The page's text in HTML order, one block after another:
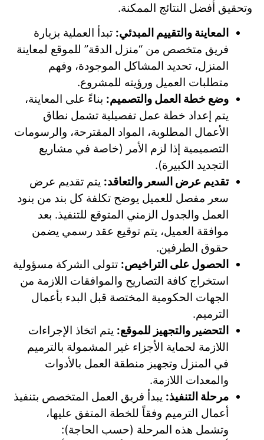
وتحقيق أفضل النتائج الممكنة.
المعاينة والتقييم المبدئي: تبدأ العملية بزيارة
فريق متخصص من “منزل الدقة” للموقع لمعاينة
المنزل، تحديد المشاكل الموجودة، وفهم
متطلبات العميل ورؤيته للمشروع.
وضع خطة العمل والتصميم: بناءً على المعاينة،
يتم إعداد خطة عمل تفصيلية تشمل نطاق
الأعمال المطلوبة، المواد المقترحة، والرسومات
التصميمية إذا لزم الأمر (خاصة في مشاريع
التجديد الكبيرة).
تقديم عرض السعر والتعاقد: يتم تقديم عرض
سعر مفصل للعميل يوضح تكلفة كل بند من بنود
العمل والجدول الزمني المتوقع للتنفيذ. بعد
موافقة العميل، يتم توقيع عقد رسمي يضمن
حقوق الطرفين.
الحصول على التراخيص: تتولى الشركة مسؤولية
استخراج كافة التصاريح والموافقات اللازمة من
الجهات الحكومية المختصة قبل البدء بأعمال
الترميم.
التحضير والتجهيز للموقع: يتم اتخاذ الإجراءات
اللازمة لحماية الأجزاء غير المشمولة بالترميم
في المنزل وتجهيز منطقة العمل بالأدوات
والمعدات اللازمة.
مرحلة التنفيذ: يبدأ فريق العمل المتخصص بتنفيذ
أعمال الترميم وفقاً للخطة المتفق عليها،
وتشمل هذه المرحلة (حسب الحاجة):